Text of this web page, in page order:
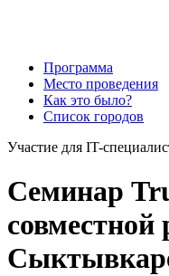
Программа
Место проведения
Как это было?
Список городов
Участие для IT-
Семинар
совместной